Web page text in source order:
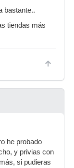
bastante..
tiendas más
he probado
y privias con
si pudieras